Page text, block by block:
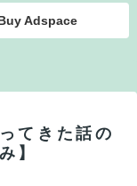
Adspace
てきた話の
】